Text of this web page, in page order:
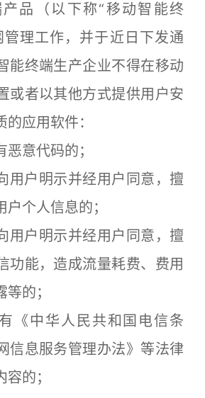
品（以下称“移动智能终
管理工作，并于近日下发通
能终端生产企业不得在移动
或者以其他方式提供用户安
应用软件：
恶意代码的；
用户明示并经用户同意，擅
个人信息的；
用户明示并经用户同意，擅
功能，造成流量耗费、费用
的；
有《中华人民共和国电信条
信息服务管理办法》等法律
的；